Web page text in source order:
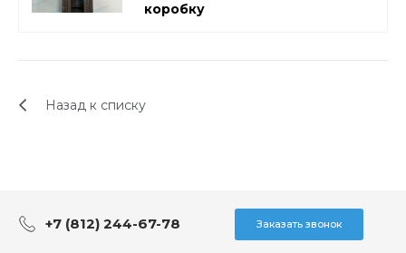
коробку
Назад к списку
+7 (812) 244-67-78 Заказать звонок